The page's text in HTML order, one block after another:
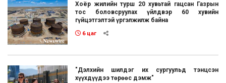
Хоёр жилийн турш 20 хувьтай гацсан Газрын
тос боловсруулах үйлдвэр 60 хувийн
гүйцэтгэлтэй үргэлжилж байна
6 цаг
"Дэлхийн шилдэг их сургуульд тэнцсэн
хүүхдүүдээ төрөөс дэмж"